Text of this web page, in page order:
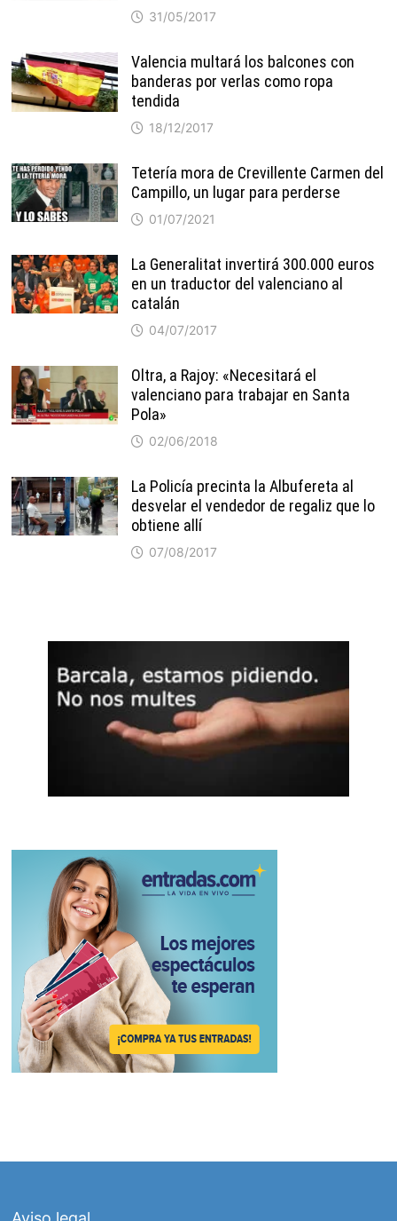
31/05/2017
Valencia multará los balcones con
banderas por verlas como ropa
tendida
18/12/2017
Tetería mora de Crevillente Carmen del
Campillo, un lugar para perderse
01/07/2021
La Generalitat invertirá 300.000 euros
en un traductor del valenciano al
catalán
04/07/2017
Oltra, a Rajoy: «Necesitará el
valenciano para trabajar en Santa
Pola»
02/06/2018
La Policía precinta la Albufereta al
desvelar el vendedor de regaliz que lo
obtiene allí
07/08/2017